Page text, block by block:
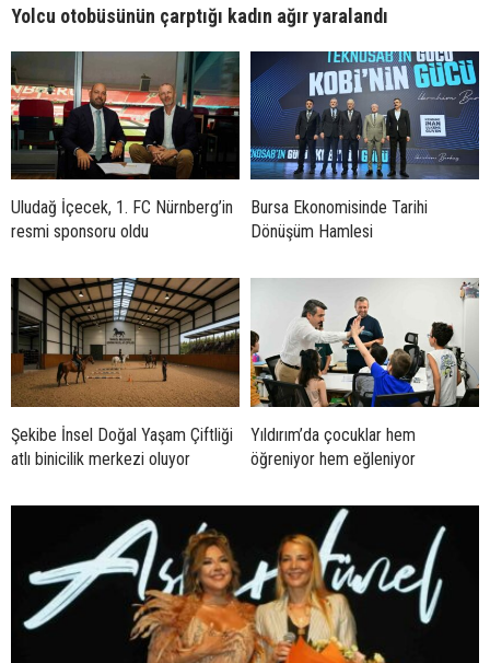
Yolcu otobüsünün çarptığı kadın ağır yaralandı
Uludağ İçecek, 1. FC Nürnberg’in
resmi sponsoru oldu
Bursa Ekonomisinde Tarihi
Dönüşüm Hamlesi
Şekibe İnsel Doğal Yaşam Çiftliği
atlı binicilik merkezi oluyor
Yıldırım’da çocuklar hem
öğreniyor hem eğleniyor